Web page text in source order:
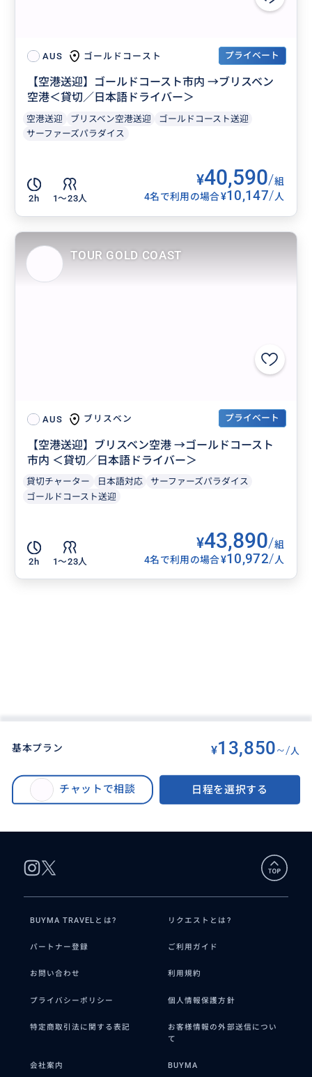
AUS ゴールドコースト プライベート
【空港送迎】ゴールドコースト市内 →ブリスベン
空港＜貸切／日本語ドライバー＞
空港送迎 ブリスベン空港送迎
ゴールドコースト送迎
サーファーズパラダイス
2h 1〜23人
¥40,590/組
4名で利用の場合¥10,147/人
AUS ブリスベン プライベート
【空港送迎】ブリスベン空港 →ゴールドコースト
市内 ＜貸切／日本語ドライバー＞
貸切チャーター 日本語対応
サーファーズパラダイス
ゴールドコースト送迎
2h 1〜23人
¥43,890/組
4名で利用の場合¥10,972/人
TOUR GOLD COAST
基本プラン ¥13,850~/人
チャットで相談 日程を選択する
【36年の実績・日本語ガイド】土ボタル＋星空観測付き・世界遺産スプリン
グブルック国立公園観光ツアー＜ゴールドコースト発＞当日受付可能・月～
BUYMA TRAVELとは? リクエストとは?
パートナー登録 ご利用ガイド
お問い合わせ 利用規約
プライバシーポリシー 個人情報保護方針
特定商取引法に関する表記
お客様情報の外部送信につい
て
会社案内 BUYMA